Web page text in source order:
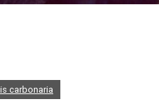
carbonaria